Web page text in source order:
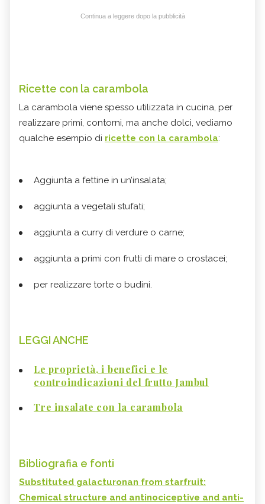
Continua a leggere dopo la pubblicità
Ricette con la carambola
La carambola viene spesso utilizzata in cucina, per
realizzare primi, contorni, ma anche dolci, vediamo
qualche esempio di ricette con la carambola:
Aggiunta a fettine in un’insalata;
aggiunta a vegetali stufati;
aggiunta a curry di verdure o carne;
aggiunta a primi con frutti di mare o crostacei;
per realizzare torte o budini.
LEGGI ANCHE
Le proprietà, i benefici e le
controindicazioni del frutto Jambul
Tre insalate con la carambola
Bibliografia e fonti
Substituted galacturonan from starfruit:
Chemical structure and antinociceptive and anti-